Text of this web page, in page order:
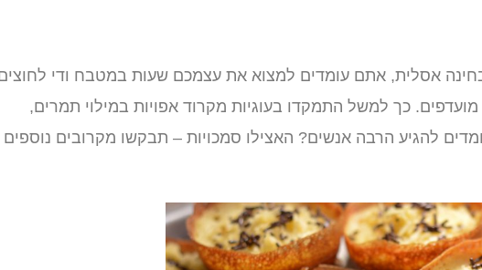
אסלית, אתם עומדים למצוא את עצמכם שעות במטבח ודי
כך למשל התמקדו בעוגיות מקרוד אפויות במילוי תמרים,
להגיע הרבה אנשים? האצילו סמכויות – תבקשו מקרובים נוספים